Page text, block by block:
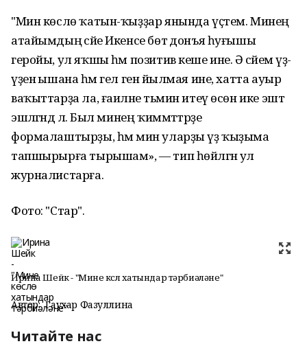
"Мин көслө ҡатын-ҡыҙҙар янында үҫтем. Минең
атайымдың әсәйе Икенсе бөтә донъя һуғышы
геройы, ул яҡшы һәм позитив кеше ине. Ә әсәйем үҙ-
үҙенә ышана һәм гел генә йылмая ине, хатта ауыр
ваҡыттарҙа ла, ғаиләне тәьмин итеү өсөн ике эштә
эшләгәндә лә. Был минең ҡиммәттәрҙе
формалаштырҙы, һәм мин уларҙы үҙ ҡыҙыма
тапшырырға тырышам», — тип һөйләгән ул
журналистарға.
Фото: "Стар".
Ирина Шейк - "Мине көслө хатындар тәрбиәләне"
Автор: Гаухар Фазуллина
Читайте нас